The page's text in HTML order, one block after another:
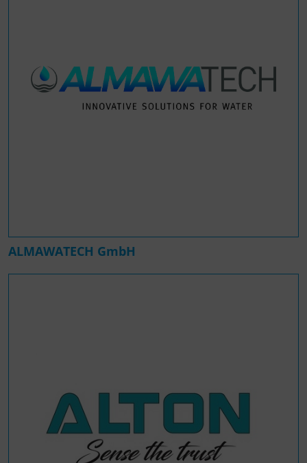
ALMAWATECH GmbH